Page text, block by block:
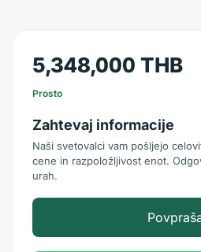
5,348,000 THB
Prosto
Zahtevaj informacije
Naši svetovalci vam pošljejo
cene in razpoložljivost enot.
urah.